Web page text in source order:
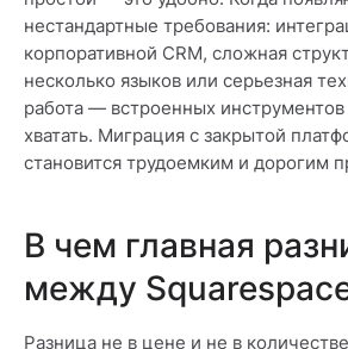
нестандартные требования:
корпоративной CRM, сложная
несколько языков или серьезная
работа — встроенных
хватать. Миграция с закрытой
становится трудоемким и дорогим
В чем главная
между
Разница не в цене и не в